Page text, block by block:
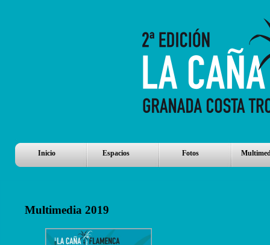
Multimedia 2019
Inicio Espacios Fotos